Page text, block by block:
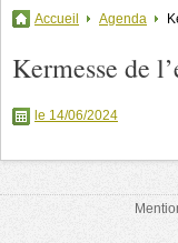
Accueil Agenda
Kermesse de
le 14/06/2024